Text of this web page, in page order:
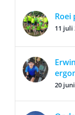
Roei
11 juli
20